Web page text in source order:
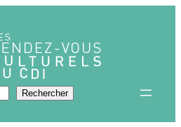
Rechercher